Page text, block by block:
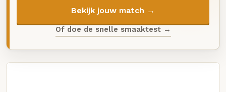
Bekijk jouw match →
Of doe de snelle smaaktest →